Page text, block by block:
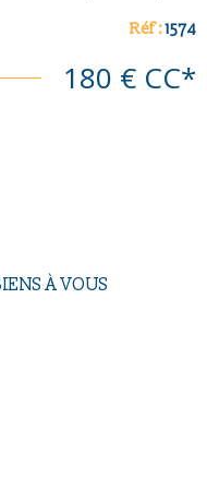
sur les risques
Réf :1574
180 € CC*
À VOUS